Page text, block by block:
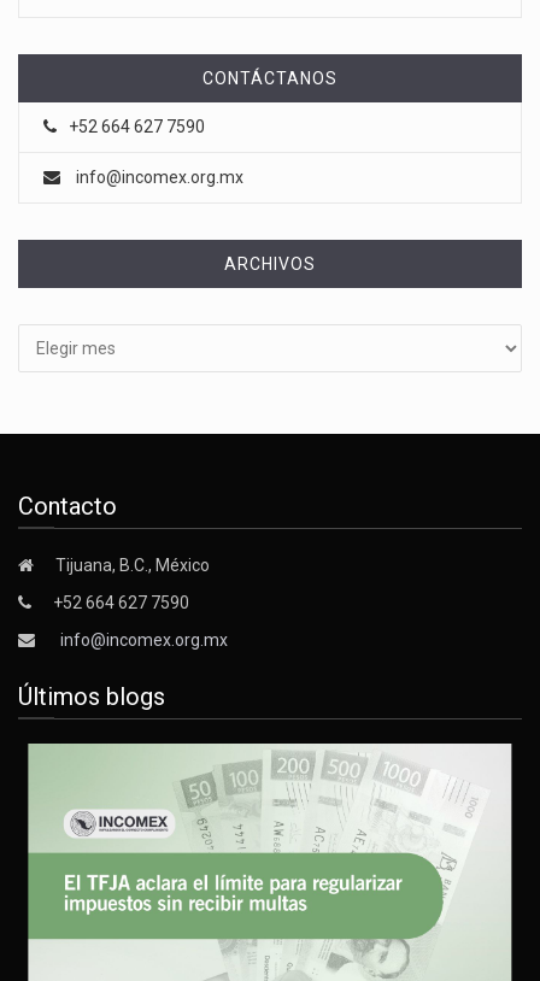
CONTÁCTANOS
+52 664 627 7590
info@incomex.org.mx
ARCHIVOS
Contacto
Tijuana, B.C., México
+52 664 627 7590
info@incomex.org.mx
Últimos blogs